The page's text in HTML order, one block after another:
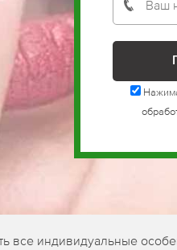
индивидуальные